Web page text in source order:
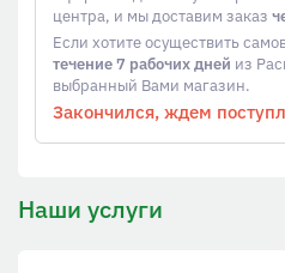
центра, и мы доставим заказ
Если хотите осуществить
течение 7 рабочих дней из
выбранный Вами магазин.
Закончился, ждем
Наши услуги